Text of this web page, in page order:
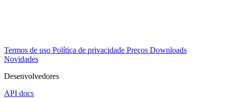
Termos de uso Política de privacidade Preços Downloads
Novidades
Desenvolvedores
API docs